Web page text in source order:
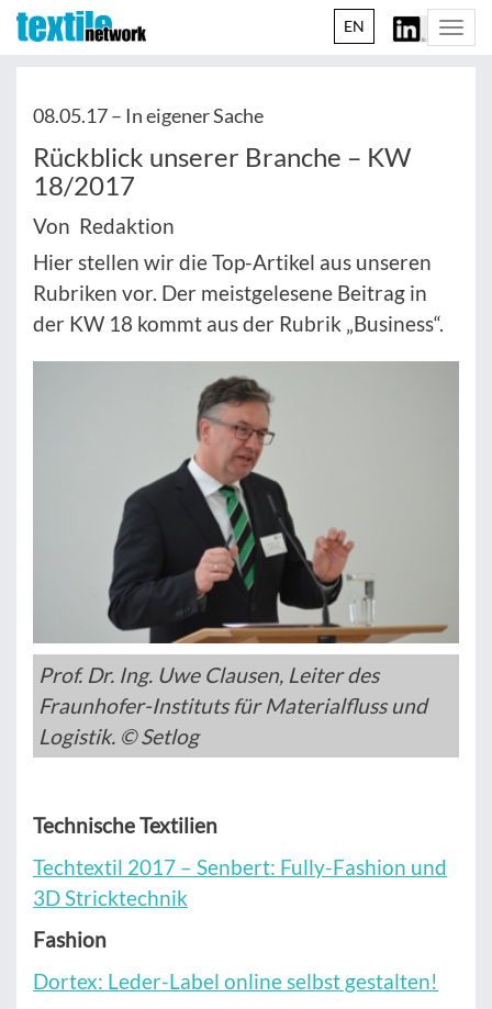
EN
08.05.17 – In eigener Sache
Rückblick unserer Branche – KW
18/2017
Von Redaktion
Hier stellen wir die Top-Artikel aus unseren
Rubriken vor. Der meistgelesene Beitrag in
der KW 18 kommt aus der Rubrik „Business“.
Prof. Dr. Ing. Uwe Clausen, Leiter des
Fraunhofer-Instituts für Materialfluss und
Logistik. © Setlog
Technische Textilien
Techtextil 2017 – Senbert: Fully-Fashion und
3D Stricktechnik
Fashion
Dortex: Leder-Label online selbst gestalten!